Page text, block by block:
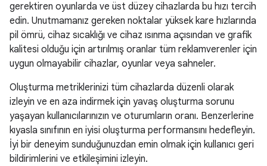
gerektiren oyunlarda ve üst düzey cihazlarda bu hızı tercih
edin. Unutmamanız gereken noktalar yüksek kare hızlarında
pil ömrü, cihaz sıcaklığı ve cihaz ısınma açısından ve grafik
kalitesi olduğu için artırılmış oranlar tüm reklamverenler için
uygun olmayabilir cihazlar, oyunlar veya sahneler.
Oluşturma metriklerinizi tüm cihazlarda düzenli olarak
izleyin ve en aza indirmek için yavaş oluşturma sorunu
yaşayan kullanıcılarınızın ve oturumların oranı. Benzerlerine
kıyasla sınıfının en iyisi oluşturma performansını hedefleyin.
İyi bir deneyim sunduğunuzdan emin olmak için kullanıcı geri
bildirimlerini ve etkileşimini izleyin.